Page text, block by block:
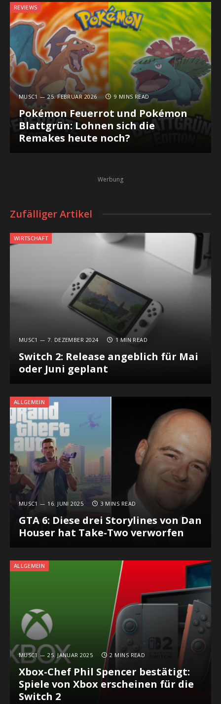
REVIEWS
MUSC1 25. FEBRUAR 2026 9 MINS READ
Pokémon Feuerrot und Pokémon
Blattgrün: Lohnen sich die
Remakes heute noch?
Werbung
Zufälliger Artikel
WIRTSCHAFT
MUSC1 7. DEZEMBER 2024 1 MIN READ
Switch 2: Release angeblich für Mai
oder Juni geplant
ALLGEMEIN
MUSC1 16. JUNI 2025 3 MINS READ
GTA 6: Diese drei Storylines von Dan
Houser hat Take-Two verworfen
ALLGEMEIN
MUSC1 25. JANUAR 2025 2 MINS READ
Xbox-Chef Phil Spencer bestätigt:
Spiele von Xbox erscheinen für die
Switch 2